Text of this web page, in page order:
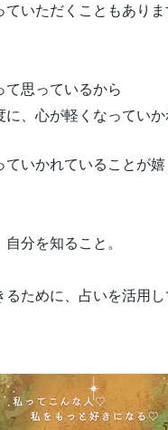
いただくこともありま
て思っているから
に、心が軽くなってい
いかれていることが嬉
分を知ること。
るために、占いを活用